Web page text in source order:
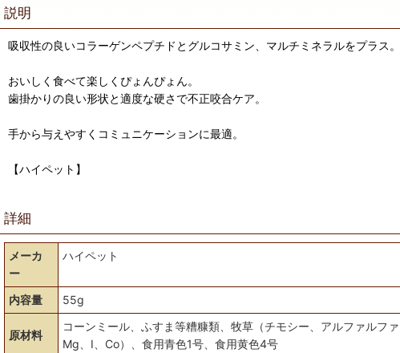
説明
吸収性の良いコラーゲンペプチドとグルコサミン、マルチミネラルをプラス。
おいしく食べて楽しくぴょんぴょん。
歯掛かりの良い形状と適度な硬さで不正咬合ケア。
手から与えやすくコミュニケーションに最適。
【ハイペット】
詳細
メーカ
ー
ハイペット
内容量 55g
原材料
コーンミール、ふすま等糟糠類、牧草（チモシー、アルファルフ
Mg、I、Co）、食用青色1号、食用黄色4号